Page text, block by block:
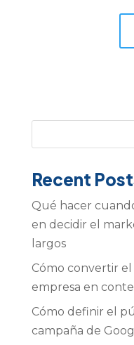
Recent
Qué hacer
en decidir el
largos
Cómo convertir
empresa en
Cómo definir el
campaña de